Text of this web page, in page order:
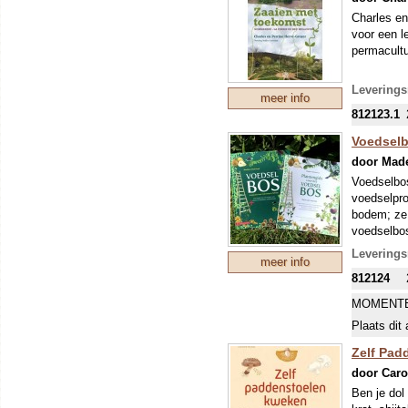
meer info
Charles
voor een
In tien
jaarlijks
Charles
puttend
van
met
812123.1
meer info
door
bodem;
kosten.
Dit boek
grond- of
"Iedereen
Het boek
ecologie
812124
Plaats dit
Zelf
door
Ben je